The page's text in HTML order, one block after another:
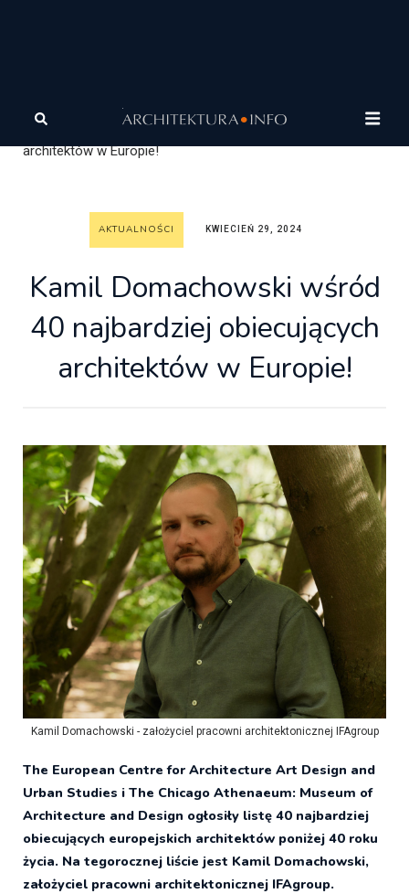
Wiadomości
Domachowski wśród 40 najbardziej obiecujących
architektów w Europie!
AKTUALNOŚCI KWIECIEŃ 29, 2024
Kamil Domachowski wśród
40 najbardziej obiecujących
architektów w Europie!
Kamil Domachowski - założyciel pracowni architektonicznej IFAgroup
The European Centre for Architecture Art Design and
Urban Studies i The Chicago Athenaeum: Museum of
Architecture and Design ogłosiły listę 40 najbardziej
obiecujących europejskich architektów poniżej 40 roku
życia. Na tegorocznej liście jest Kamil Domachowski,
założyciel pracowni architektonicznej IFAgroup.